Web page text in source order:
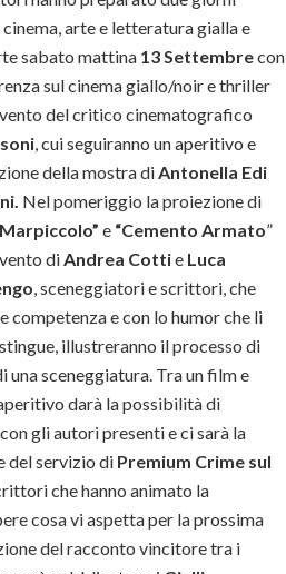
arte e letteratura gialla e
sabato mattina 13 Settembrecon
sul cinema giallo/noir e thriller
del critico cinematografico
, cui seguiranno un aperitivo e
della mostra di Antonella Edi
Nel pomeriggio la proiezione di
Marpiccolo” e “Cemento Armato”
di Andrea Cottie Luca
, sceneggiatori e scrittori, che
competenza e con lo humor che li
illustreranno il processo di
una sceneggiatura. Tra un film e
darà la possibilità di
gli autori presenti e ci sarà la
del servizio di Premium Crime sul
che hanno animato la
cosa vi aspetta per la prossima
del racconto vincitore tra i